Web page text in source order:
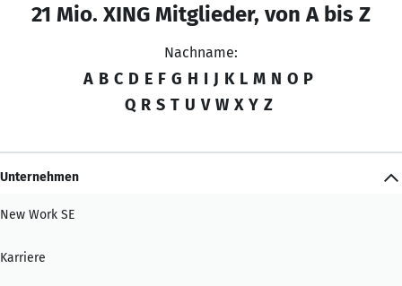
21 Mio. XING Mitglieder, von A bis Z
Nachname:
A B C D E F G H I J K L M N O P
Q R S T U V W X Y Z
Unternehmen
New Work SE
Karriere